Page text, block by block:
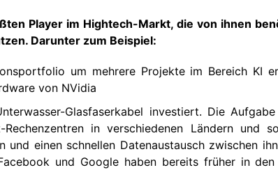
Player im Hightech-Markt, die von ihnen
Darunter zum Beispiel:
um mehrere Projekte im Bereich KI
von NVidia
Glasfaserkabel investiert. Die Aufgabe
in verschiedenen Ländern und
und einen schnellen Datenaustausch zwischen
und Google haben bereits früher in